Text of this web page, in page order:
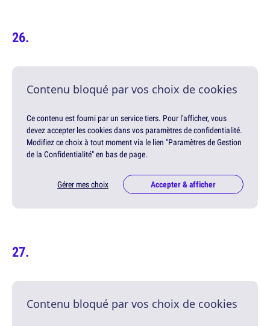
Contenu bloqué par vos choix de cookies
Ce contenu est fourni par un service tiers. Pour l'afficher, vous
devez accepter les cookies dans vos paramètres de confidentialité.
Modifiez ce choix à tout moment via le lien "Paramètres de Gestion
de la Confidentialité" en bas de page.
Gérer mes choix Accepter & afficher
Contenu bloqué par vos choix de cookies